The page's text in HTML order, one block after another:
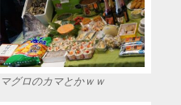
マグロのカマとかｗｗ